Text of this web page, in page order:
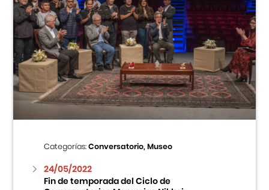
Categorías:Conversatorio, Museo
24/05/2022
Fin de temporada del Ciclo de